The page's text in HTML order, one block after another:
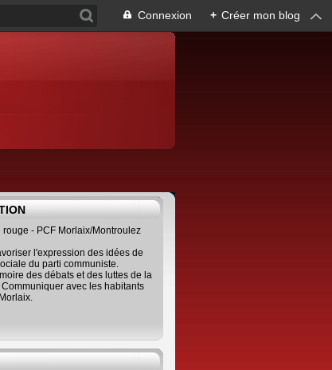
Connexion + Créer mon blog
rouge - PCF Morlaix/Montroulez
l'expression des idées de
du parti communiste.
des débats et des luttes de la
avec les habitants